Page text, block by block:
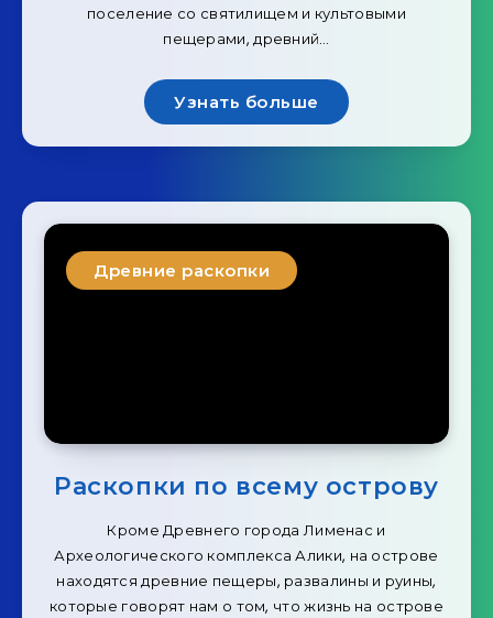
поселение со святилищем и культовыми
пещерами, древний…
Узнать больше
Древние раскопки
Раскопки по всему острову
Кроме Древнего города Лименас и
Археологического комплекса Алики, на острове
находятся древние пещеры, развалины и руины,
которые говорят нам о том, что жизнь на острове